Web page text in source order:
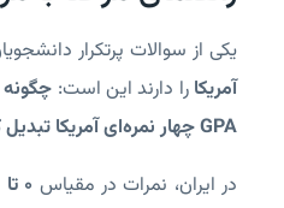
یکی از سوالات پرتکرار
آمریکا را دارند این است:
GPA چهار نمره‌ای آمریکا تبدیل کنیم؟
در ایران، نمرات در مقیاس ۰ تا ۲۰